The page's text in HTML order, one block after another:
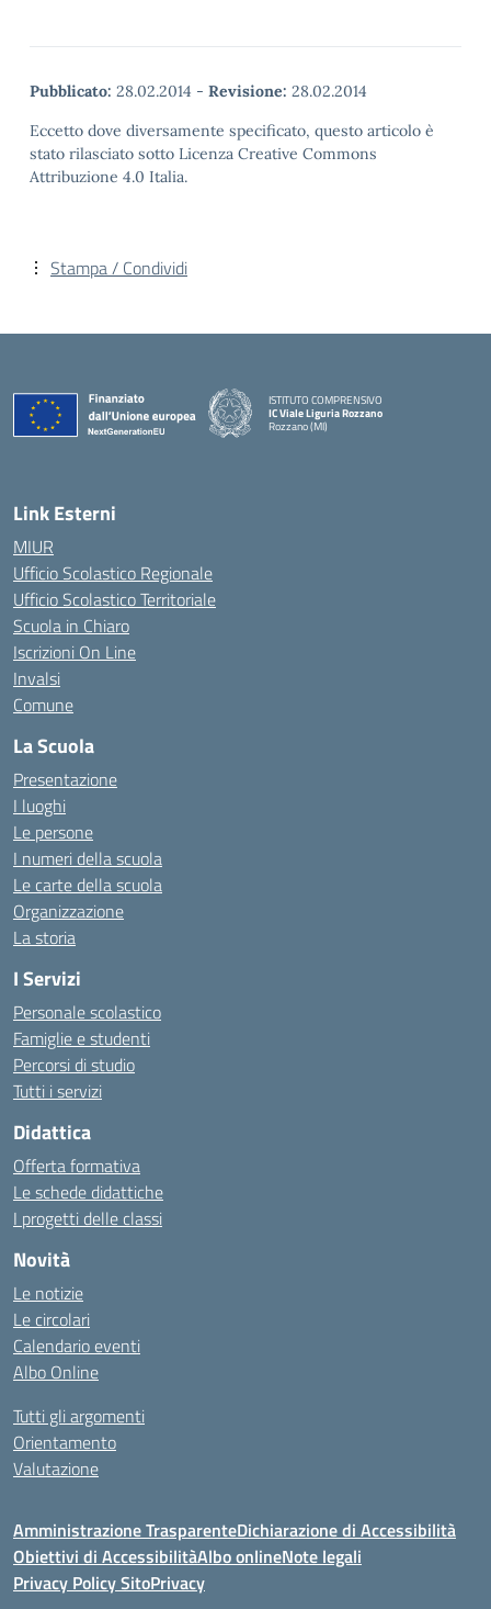
Pubblicato: 28.02.2014 - Revisione: 28.02.2014
Eccetto dove diversamente specificato, questo articolo è
stato rilasciato sotto Licenza Creative Commons
Attribuzione 4.0 Italia.
Stampa / Condividi
ISTITUTO COMPRENSIVO
IC Viale Liguria Rozzano
Rozzano (MI)
Link Esterni
MIUR
Ufficio Scolastico Regionale
Ufficio Scolastico Territoriale
Scuola in Chiaro
Iscrizioni On Line
Invalsi
Comune
La Scuola
Presentazione
I luoghi
Le persone
I numeri della scuola
Le carte della scuola
Organizzazione
La storia
I Servizi
Personale scolastico
Famiglie e studenti
Percorsi di studio
Tutti i servizi
Didattica
Offerta formativa
Le schede didattiche
I progetti delle classi
Novità
Le notizie
Le circolari
Calendario eventi
Albo Online
Tutti gli argomenti
Orientamento
Valutazione
Amministrazione TrasparenteDichiarazione di Accessibilità
Obiettivi di AccessibilitàAlbo onlineNote legali
Privacy Policy SitoPrivacy